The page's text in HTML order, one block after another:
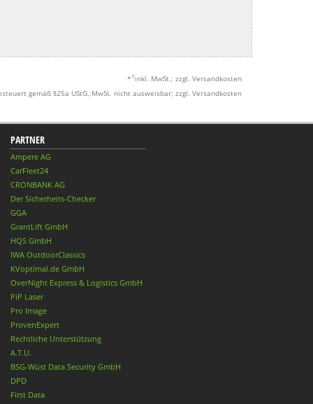
* 1 inkl. MwSt.; zzgl. Versandkosten
gemäß §25a UStG.;MwSt. nicht ausweisbar; zzgl. Versandkosten
PARTNER
Ampere AG
CarFleet24
CRONBANK AG
Der Sicherheits-Checker
GGA
GrantLift GmbH
HQS GmbH
IWA OutdoorClassics
KVoptimal.de GmbH
OverNight Express & Logistics GmbH
PiP Laser
Pro Image
ProvenExpert
Rechtliche Unterstützung
A.T.U.
BSG-Wüst Data Security GmbH
DPD
First Data